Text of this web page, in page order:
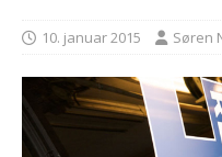
10. januar 2015 Søren